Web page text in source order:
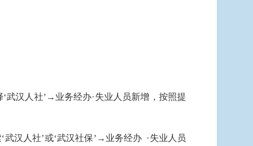
武汉人社’→业务经办·失业人员新增，按照提
汉人社’或‘武汉社保’→业务经办 ·失业人员